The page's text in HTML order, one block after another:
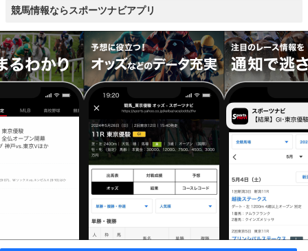
競馬情報ならスポーツナビアプリ